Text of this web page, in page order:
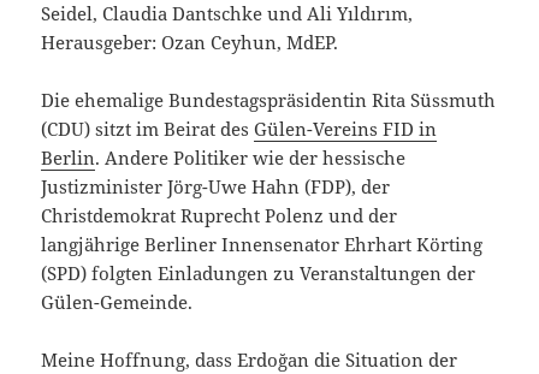
Seidel, Claudia Dantschke und Ali Yıldırım,
Herausgeber: Ozan Ceyhun, MdEP.
Die ehemalige Bundestagspräsidentin Rita Süssmuth
(CDU) sitzt im Beirat desGülen-Vereins FID in
Berlin. Andere Politiker wie der hessische
Justizminister Jörg-Uwe Hahn (FDP), der
Christdemokrat Ruprecht Polenz und der
langjährige Berliner Innensenator Ehrhart Körting
(SPD) folgten Einladungen zu Veranstaltungen der
Gülen-Gemeinde.
Meine Hoffnung, dass Erdoğan die Situation der